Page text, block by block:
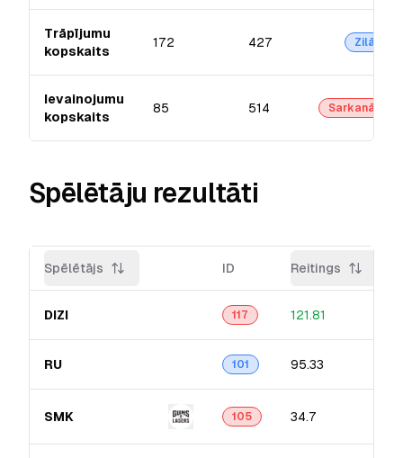
Trāpījumu
kopskaits
172 427 Zilā
Ievainojumu
kopskaits
85 514 Sarkanā
Spēlētāju rezultāti
Spēlētājs ID Reitings
DIZI 117 121.81
RU 101 95.33
SMK 105 34.7